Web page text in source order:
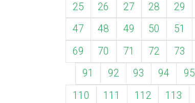
25
26 27 28 29
47
48 49 50 51
69
70 71 72 73
91
92 93 94 95
110
111 112 113